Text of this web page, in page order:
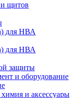
щитов
для НВА
для НВА
защиты
и оборудование
и аксессуары